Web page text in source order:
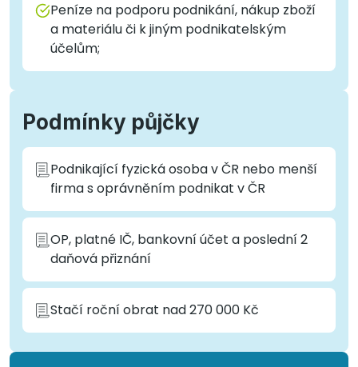
Peníze na podporu podnikání, nákup zboží
a materiálu či k jiným podnikatelským
účelům;
Podmínky půjčky
Podnikající fyzická osoba v ČR nebo menší
firma s oprávněním podnikat v ČR
OP, platné IČ, bankovní účet a poslední 2
daňová přiznání
Stačí roční obrat nad 270 000 Kč